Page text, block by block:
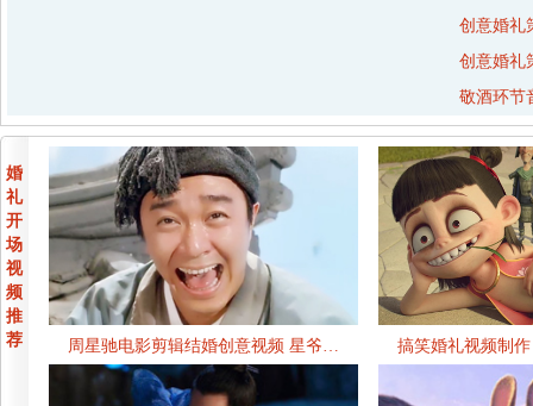
创意婚礼
创意婚礼
敬酒环节
婚
礼
开
场
视
频
推
荐
周星驰电影剪辑结婚创意视频 星爷… 搞笑婚礼视频制